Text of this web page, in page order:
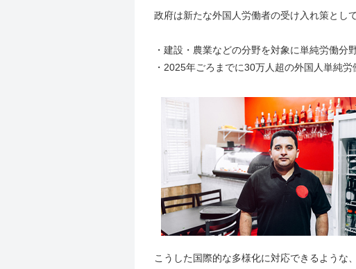
政府は新たな外国人労働者の受け入れ策とし
・建設・農業などの分野を対象に単純労働分
・2025年ごろまでに30万人超の外国人単純
こうした国際的な多様化に対応できるような